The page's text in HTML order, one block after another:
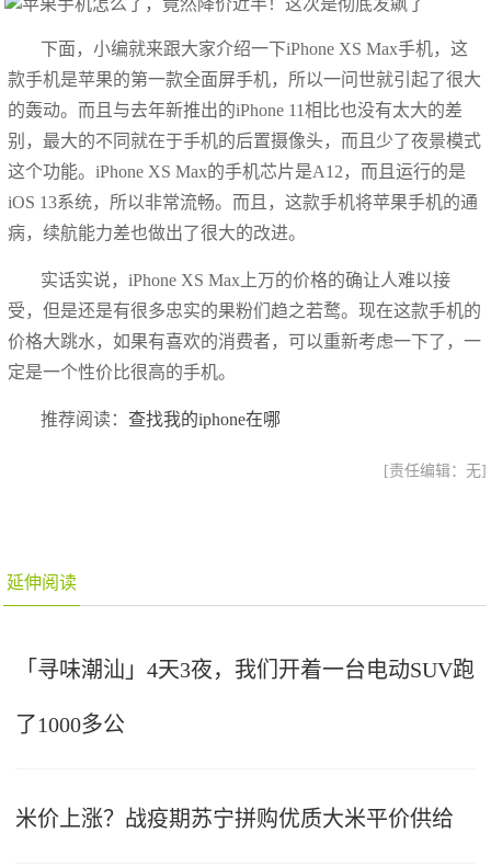
下面，小编就来跟大家介绍一下iPhone XS Max手机，这
款手机是苹果的第一款全面屏手机，所以一问世就引起了很大
的轰动。而且与去年新推出的iPhone 11相比也没有太大的差
别，最大的不同就在于手机的后置摄像头，而且少了夜景模式
这个功能。iPhone XS Max的手机芯片是A12，而且运行的是
iOS 13系统，所以非常流畅。而且，这款手机将苹果手机的通
病，续航能力差也做出了很大的改进。
实话实说，iPhone XS Max上万的价格的确让人难以接
受，但是还是有很多忠实的果粉们趋之若鹜。现在这款手机的
价格大跳水，如果有喜欢的消费者，可以重新考虑一下了，一
定是一个性价比很高的手机。
推荐阅读：查找我的iphone在哪
[责任编辑：无]
延伸阅读
「寻味潮汕」4天3夜，我们开着一台电动SUV跑
了1000多公
米价上涨？战疫期苏宁拼购优质大米平价供给